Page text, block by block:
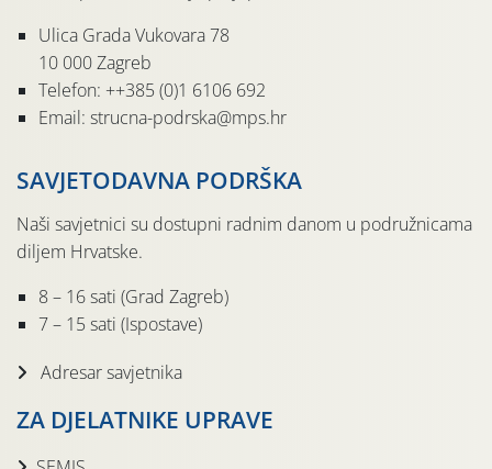
Ulica Grada Vukovara 78
10 000 Zagreb
Telefon: ++385 (0)1 6106 692
Email: strucna-podrska@mps.hr
SAVJETODAVNA PODRŠKA
Naši savjetnici su dostupni radnim danom u podružnicama
diljem Hrvatske.
8 – 16 sati (Grad Zagreb)
7 – 15 sati (Ispostave)
Adresar savjetnika
ZA DJELATNIKE UPRAVE